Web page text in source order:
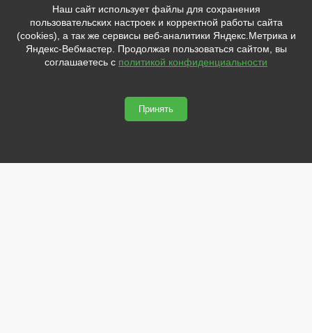
Специалист по продажам
Здравствуйте! Готов(-а)
помочь вам. Напишите мне,
если у вас появятся вопросы.
svetled53.ru © 2026
Адрес:
+7 (952)4829892
sale@svetled53.ru
Наш сайт использует файлы для сохранения
пользовательских настроек и корректной работы сайта
(cookies), а так же сервисы веб-аналитики Яндекс.Метрика и
Яндекс-Вебмастер. Продолжая пользоваться сайтом, вы
соглашаетесь с политикой конфиденциальности
Принять